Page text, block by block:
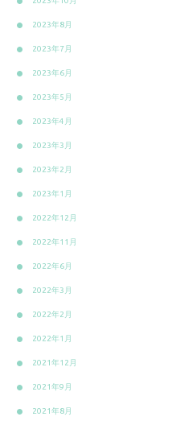
2023年8月
2023年7月
2023年6月
2023年5月
2023年4月
2023年3月
2023年2月
2023年1月
2022年12月
2022年11月
2022年6月
2022年3月
2022年2月
2022年1月
2021年12月
2021年9月
2021年8月